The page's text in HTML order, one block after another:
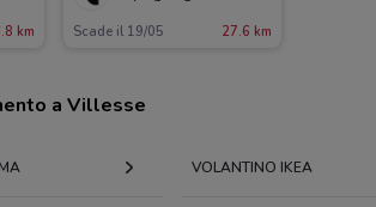
km Scade il 19/05 27.6 km
a Villesse
VOLANTINO IKEA